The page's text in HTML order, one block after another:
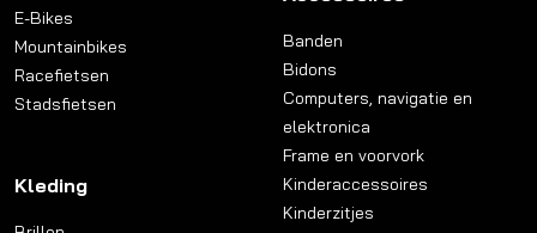
E-Bikes
Mountainbikes
Racefietsen
Stadsfietsen
Kleding
Banden
Bidons
Computers, navigatie en
elektronica
Frame en voorvork
Kinderaccessoires
Kinderzitjes